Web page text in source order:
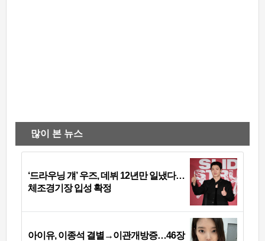
많이 본 뉴스
‘드라우닝 걔’ 우즈, 데뷔 12년만 일냈다…
체조경기장 입성 확정
아이유, 이종석 결별→이관개방증…46장